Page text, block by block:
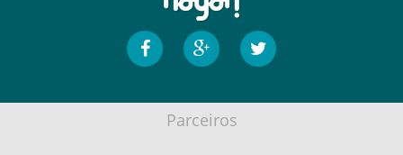
Parceiros